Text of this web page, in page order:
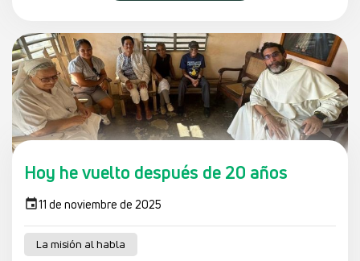
Hoy he vuelto después de 20 años
11 de noviembre de 2025
La misión al habla